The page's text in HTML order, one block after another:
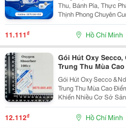
Thu, Bánh Pía, Thực Phẩm Công Ty Tnhh Sx
Thịnh Phong Chuyên
Dùng Trong Bảo Quản
Gói Hút Oxy Giúp Hấp
Bao Bì,...
11.111₫ Hồ Chí Minh
Gói Hút Oxy
Trung Thu Mùa
Gói Hút Oxy Secco
Trung Thu Mùa Cao Điểm Đến Mùa Trung Thu,
Khiến Nhiều Cơ Sở
Sản Lượng Mà Còn Là
Chất Lượng Trong
Chuyển . ...
12.112₫ Hồ Chí Minh